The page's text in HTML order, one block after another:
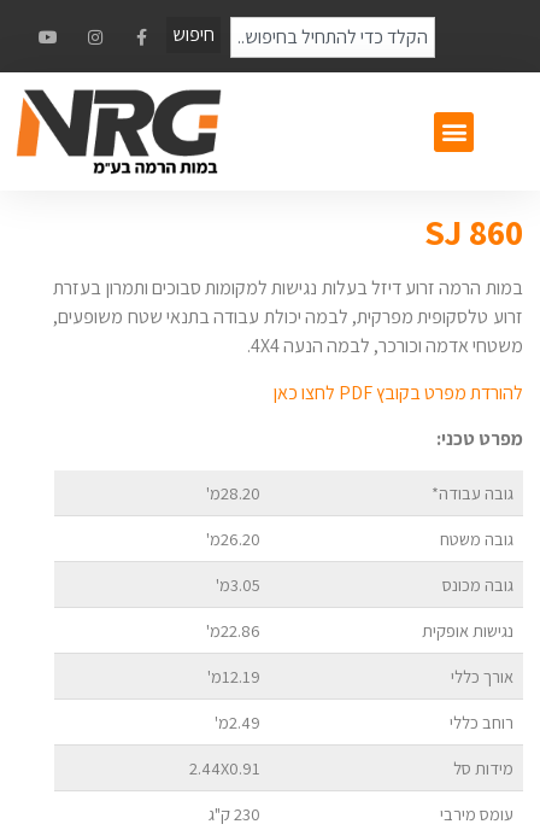
חיפוש
SJ 860
במות הרמה זרוע דיזל בעלות נגישות למקומות סבוכים ותמרון בעזרת
זרוע טלסקופית מפרקית, לבמה יכולת עבודה בתנאי שטח משופעים,
משטחי אדמה וכורכר, לבמה הנעה 4X4.
להורדת מפרט בקובץ PDF לחצו כאן
מפרט טכני:
גובה עבודה*
28.20מ'
גובה משטח
26.20מ'
גובה מכונס
3.05מ'
נגישות אופקית
22.86מ'
אורך כללי
12.19מ'
רוחב כללי
2.49מ'
מידות סל
2.44X0.91
עומס מירבי
230 ק"ג